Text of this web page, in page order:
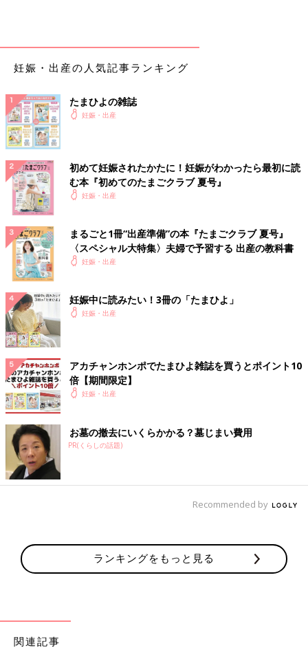
「帝王切開でしたが、何故かめっちゃ眠たくて途中寝てしまいま
した。不意に医師の『今から子宮開けます』という声が鮮明に聞
いました。周りから、くすくすという小さな笑い声…。見学の医
学生さんでした。恥ずかしかった」（さちあや）
「『先にうんこが出てしまいます！』と、言ったら『それは赤ち
がでました(笑) ちゃんと綺麗に拭いてから赤ちゃん取り出して
くれました(笑)」（たなか）
「痛みMAXの時に助産師さんに『頭出てきたよ！触る？』と聞か
れて、血が苦手だし怖いし、でも断るのも親としてダメかも…？
という謎の焦りから触りました（笑） どうやら痛みを紛らわす
ために、助産師さんがたまに使う技だったらしい。確かに痛みで
半狂乱だったなか、気が紛れました」（なつ）
「2人目の出産時、ベテラン助産師さんと新人助産師さんが担当
してくれました。研修を兼ねてのお産だったので、子宮口の確認
なども毎回新人さん→ベテランさんと2回ずつ行なわれ、何度も
イテテとなり（笑） 臍の緒を切るのも初めてだったようで、担
当医師とベテラン助産師に『そこそこそこ！』と、言われながら
めちゃくちゃ緊張した顔で切ってくれました。こちらも新人さん
を緊張させてはいけないと、終始平然を保っていましたが、本当
はもっと叫びたかった」（ゆゆ）
だって痛すぎて…お医者さんと助産師さんにごめんなさい
エピソード
よ。こんな機会滅多にないから触る？』と聞かれましたが、47時
けばよかったなと後悔しています」（プリン）
か、その瞬間にずるんっと出てきました(笑)」（あんこもち）
妊娠・出産の人気記事ランキング
たまひよの雑誌
妊娠・出産
初めて妊娠されたかたに！妊娠がわかったら最初に読
む本『初めてのたまごクラブ 夏号』
妊娠・出産
まるごと1冊“出産準備”の本『たまごクラブ 夏号』
〈スペシャル大特集〉夫婦で予習する 出産の教科書
妊娠・出産
妊娠中に読みたい！3冊の「たまひよ」
妊娠・出産
アカチャンホンポでたまひよ雑誌を買うとポイント10
倍【期間限定】
妊娠・出産
お墓の撤去にいくらかかる？墓じまい費用
PR(くらしの話題)
Recommended by
ランキングをもっと見る
関連記事